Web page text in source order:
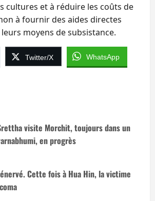
cultures et à réduire les coûts de
à fournir des aides directes
moyens de subsistance.
Twitter/X WhatsApp
visite Morchit, toujours dans un
en progrès
Cette fois à Hua Hin, la victime